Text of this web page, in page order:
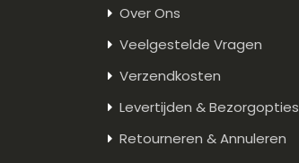
Over Ons
Veelgestelde Vragen
Verzendkosten
Levertijden & Bezorgopties
Retourneren & Annuleren